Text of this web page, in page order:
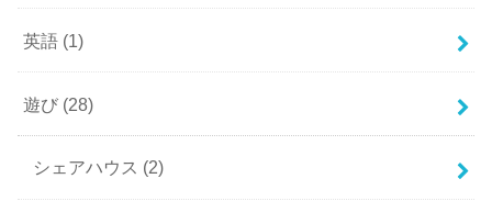
英語 (1)
遊び (28)
シェアハウス (2)